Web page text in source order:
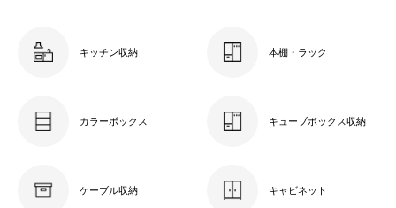
キッチン収納 本棚・ラック
カラーボックス キューブボックス収納
ケーブル収納 キャビネット